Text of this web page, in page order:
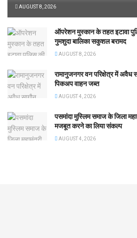
AUGUST 8, 2026
ऑपरेशन मुस्कान के तहत इटावा
गुमशुदा बालिका सकुशल बरामद
AUGUST 8, 2026
रामानुजनगर वन परिक्षेत्र में अवैध
पिकअप वाहन जब्त
AUGUST 4, 2026
पसमांदा मुस्लिम समाज के जिला
मजबूत करने का लिया संकल्प
AUGUST 4, 2026